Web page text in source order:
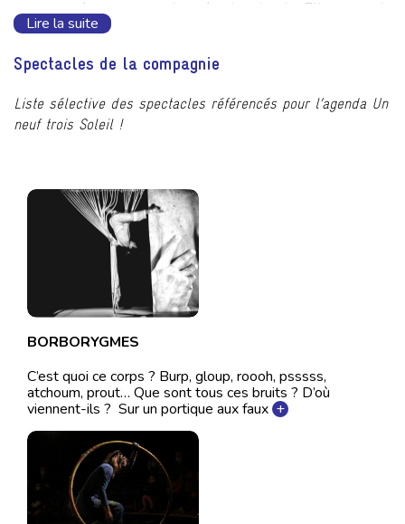
et a pu créer un nouvel agrée : le tricotin. Elle y a eu la
chance d’apprendre au côté de nombreuses
personnalités artistiques de renom. Aurélien Bory, Guy
Alloucherie, Fatou Traoré, Arpad Schilling, Dominique
Bettenfeld,Jacques Bonnaffé, Christian Benedetti,
Roberto Olivan, Guy Carrara…
contemporain au moderne (Urban rabbit’s, La Nouvelle
Alice, Aqua Rhône, Comme un petit air d’attente, les
Exploratrices), elle se décide à écrire et à réaliser son
propre spectacle.
Lire la suite
Spectacles de la compagnie
Liste sélective des spectacles référencés pour l’agenda Un
neuf trois Soleil !
BORBORYGMES
C’est quoi ce corps ? Burp, gloup, roooh, psssss,
atchoum, prout… Que sont tous ces bruits ? D’où
viennent-ils ? Sur un portique aux faux +